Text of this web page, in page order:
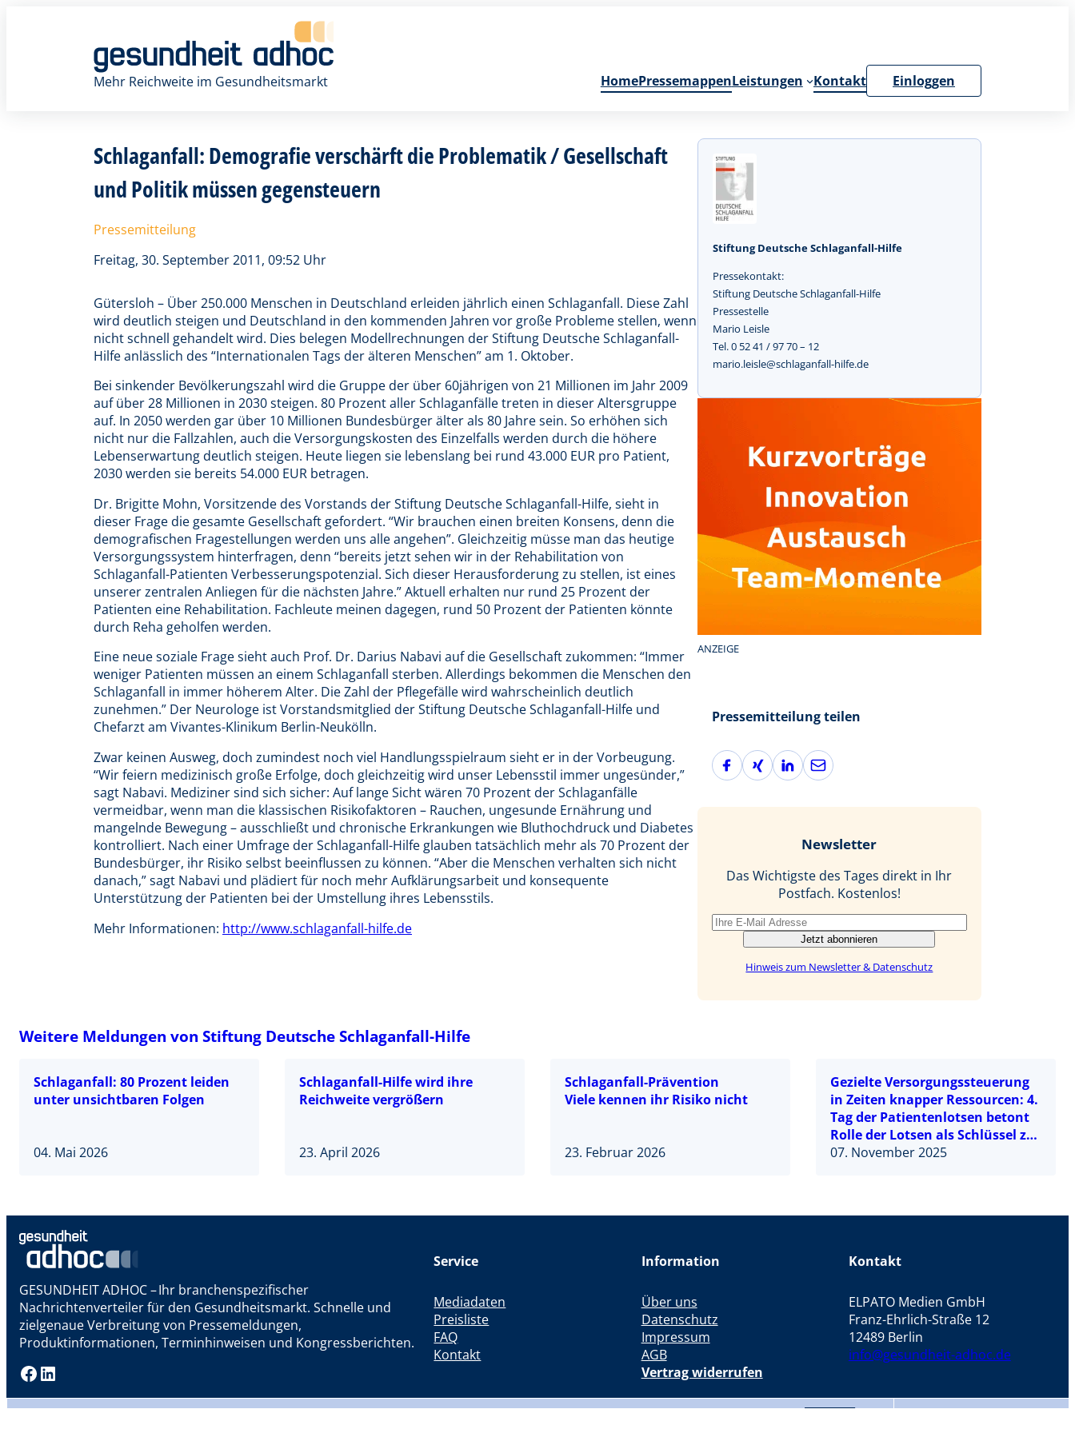
Mehr Reichweite im Gesundheitsmarkt
HomePressemappenLeistungen Kontakt Einloggen
Schlaganfall: Demografie verschärft die Problematik / Gesellschaft
und Politik müssen gegensteuern
Pressemitteilung
Freitag, 30. September 2011, 09:52 Uhr
Gütersloh – Über 250.000 Menschen in Deutschland erleiden jährlich einen Schlaganfall. Diese Zahl
wird deutlich steigen und Deutschland in den kommenden Jahren vor große Probleme stellen, wenn
nicht schnell gehandelt wird. Dies belegen Modellrechnungen der Stiftung Deutsche Schlaganfall-
Hilfe anlässlich des “Internationalen Tags der älteren Menschen” am 1. Oktober.
Bei sinkender Bevölkerungszahl wird die Gruppe der über 60jährigen von 21 Millionen im Jahr 2009
auf über 28 Millionen in 2030 steigen. 80 Prozent aller Schlaganfälle treten in dieser Altersgruppe
auf. In 2050 werden gar über 10 Millionen Bundesbürger älter als 80 Jahre sein. So erhöhen sich
nicht nur die Fallzahlen, auch die Versorgungskosten des Einzelfalls werden durch die höhere
Lebenserwartung deutlich steigen. Heute liegen sie lebenslang bei rund 43.000 EUR pro Patient,
2030 werden sie bereits 54.000 EUR betragen.
Dr. Brigitte Mohn, Vorsitzende des Vorstands der Stiftung Deutsche Schlaganfall-Hilfe, sieht in
dieser Frage die gesamte Gesellschaft gefordert. “Wir brauchen einen breiten Konsens, denn die
demografischen Fragestellungen werden uns alle angehen”. Gleichzeitig müsse man das heutige
Versorgungssystem hinterfragen, denn “bereits jetzt sehen wir in der Rehabilitation von
Schlaganfall-Patienten Verbesserungspotenzial. Sich dieser Herausforderung zu stellen, ist eines
unserer zentralen Anliegen für die nächsten Jahre.” Aktuell erhalten nur rund 25 Prozent der
Patienten eine Rehabilitation. Fachleute meinen dagegen, rund 50 Prozent der Patienten könnte
durch Reha geholfen werden.
Eine neue soziale Frage sieht auch Prof. Dr. Darius Nabavi auf die Gesellschaft zukommen: “Immer
weniger Patienten müssen an einem Schlaganfall sterben. Allerdings bekommen die Menschen den
Schlaganfall in immer höherem Alter. Die Zahl der Pflegefälle wird wahrscheinlich deutlich
zunehmen.” Der Neurologe ist Vorstandsmitglied der Stiftung Deutsche Schlaganfall-Hilfe und
Chefarzt am Vivantes-Klinikum Berlin-Neukölln.
Zwar keinen Ausweg, doch zumindest noch viel Handlungsspielraum sieht er in der Vorbeugung.
“Wir feiern medizinisch große Erfolge, doch gleichzeitig wird unser Lebensstil immer ungesünder,”
sagt Nabavi. Mediziner sind sich sicher: Auf lange Sicht wären 70 Prozent der Schlaganfälle
vermeidbar, wenn man die klassischen Risikofaktoren – Rauchen, ungesunde Ernährung und
mangelnde Bewegung – ausschließt und chronische Erkrankungen wie Bluthochdruck und Diabetes
kontrolliert. Nach einer Umfrage der Schlaganfall-Hilfe glauben tatsächlich mehr als 70 Prozent der
Bundesbürger, ihr Risiko selbst beeinflussen zu können. “Aber die Menschen verhalten sich nicht
danach,” sagt Nabavi und plädiert für noch mehr Aufklärungsarbeit und konsequente
Unterstützung der Patienten bei der Umstellung ihres Lebensstils.
Mehr Informationen: http://www.schlaganfall-hilfe.de
Stiftung Deutsche Schlaganfall-Hilfe
Pressekontakt:
Stiftung Deutsche Schlaganfall-Hilfe
Pressestelle
Mario Leisle
Tel. 0 52 41 / 97 70 – 12
mario.leisle@schlaganfall-hilfe.de
ANZEIGE
Pressemitteilung teilen
F
a
X
i
L
i
n
E
-
l
Newsletter
Das Wichtigste des Tages direkt in Ihr
Postfach. Kostenlos!
Jetzt abonnieren
Hinweis zum Newsletter & Datenschutz
Weitere Meldungen von Stiftung Deutsche Schlaganfall-Hilfe
Schlaganfall: 80 Prozent leiden
unter unsichtbaren Folgen
04. Mai 2026
Schlaganfall-Hilfe wird ihre
Reichweite vergrößern
23. April 2026
Schlaganfall-Prävention
Viele kennen ihr Risiko nicht
23. Februar 2026
Gezielte Versorgungssteuerung
in Zeiten knapper Ressourcen: 4.
Tag der Patientenlotsen betont
Rolle der Lotsen als Schlüssel zur
effizienten Patientensteuerung
07. November 2025
GESUNDHEIT ADHOC – Ihr branchenspezifischer
Nachrichtenverteiler für den Gesundheitsmarkt. Schnelle und
zielgenaue Verbreitung von Pressemeldungen,
Produktinformationen, Terminhinweisen und Kongressberichten.
Facebook LinkedIn
Service
Mediadaten
Preisliste
FAQ
Kontakt
Information
Über uns
Datenschutz
Impressum
AGB
Vertrag widerrufen
Kontakt
ELPATO Medien GmbH
Franz-Ehrlich-Straße 12
12489 Berlin
info@gesundheit-adhoc.de